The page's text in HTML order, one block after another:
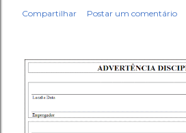
Compartilhar Postar um comentário